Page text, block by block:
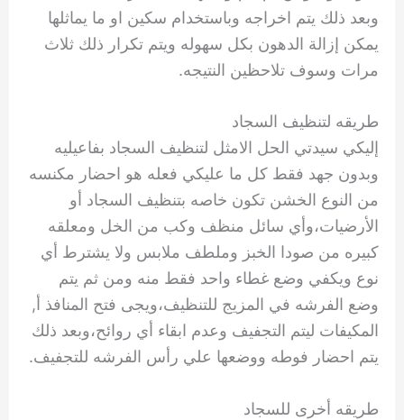
وبعد ذلك يتم اخراجه وباستخدام سكين او ما يماثلها
يمكن إزالة الدهون بكل سهوله ويتم تكرار ذلك ثلاث
مرات وسوف تلاحظين النتيجه.
طريقه لتنظيف السجاد
إليكي سيدتي الحل الامثل لتنظيف السجاد بفاعيليه
وبدون جهد فقط كل ما عليكي فعله هو احضار مكنسه
من النوع الخشن تكون خاصه بتنظيف السجاد أو
الأرضيات،وأي سائل منظف وكب من الخل ومعلقه
كبيره من صودا الخبز وملطف ملابس ولا يشترط أي
نوع ويكفي وضع غطاء واحد فقط منه ومن ثم يتم
وضع الفرشه في المزيج للتنظيف،ويجى فتح المنافذ أ,
المكيفات ليتم التجفيف وعدم ابقاء أي روائح،وبعد ذلك
يتم احضار فوطه ووضعها علي رأس الفرشه للتجفيف.
طريقه أخرى للسجاد